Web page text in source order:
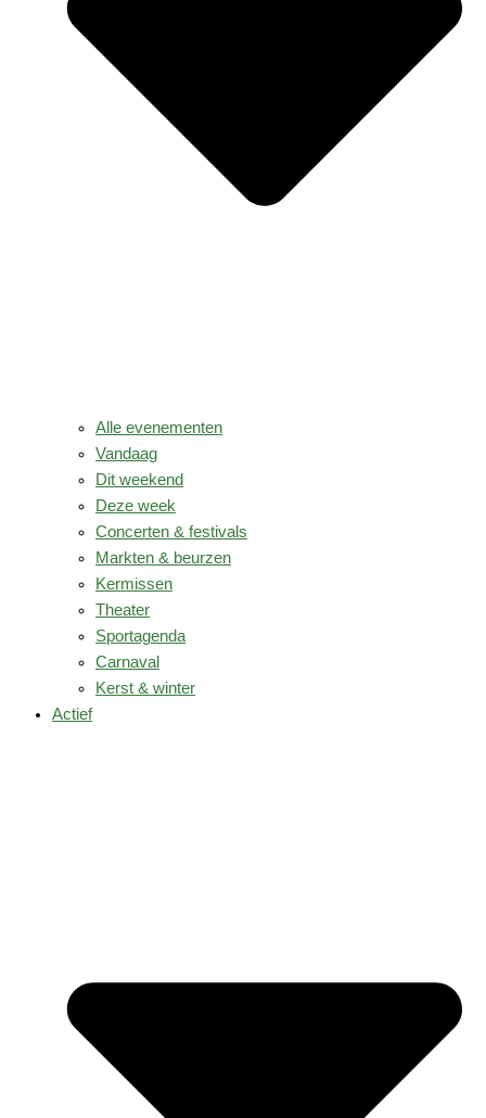
Alle evenementen
Vandaag
Dit weekend
Deze week
Concerten & festivals
Markten & beurzen
Kermissen
Theater
Sportagenda
Carnaval
Kerst & winter
Actief